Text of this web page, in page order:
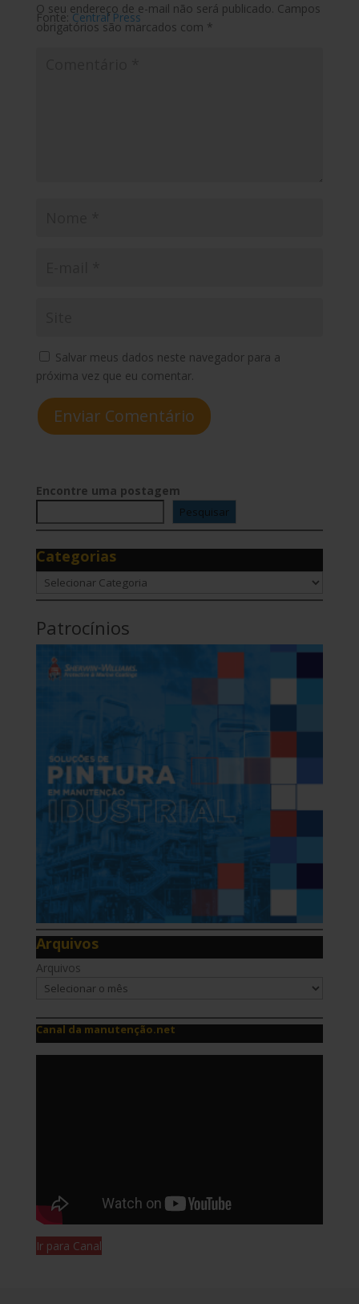
Fonte:Central Press
O seu endereço de e-mail não será publicado. Campos
obrigatórios são marcados com *
Salvar meus dados neste navegador para a
próxima vez que eu comentar.
Enviar Comentário
Encontre uma postagem
Pesquisar
Categorias
Categorias
Patrocínios
Arquivos
Arquivos
Canal da manutenção.net
Ir para Canal